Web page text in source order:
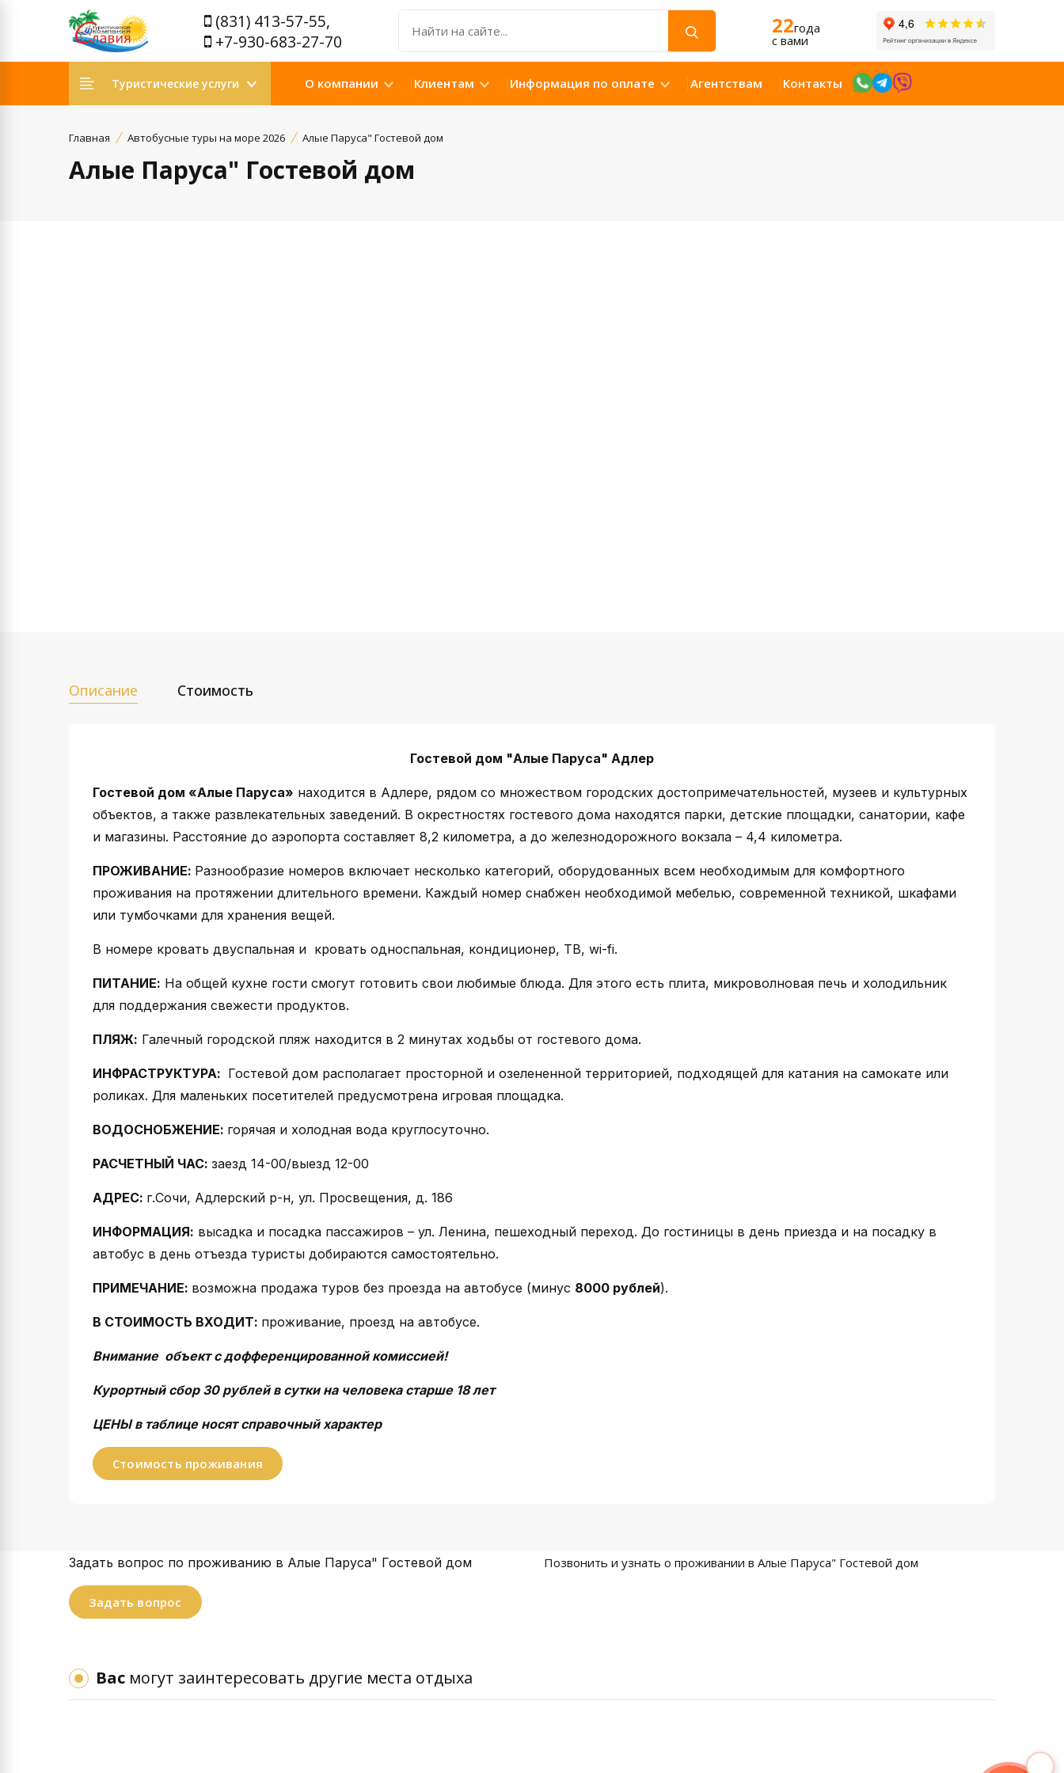
(831) 413-57-55,
+7-930-683-27-70
22года
c вами
Туристические услуги О компании Клиентам Информация по оплате Агентствам Контакты
Главная Автобусные туры на море 2026 Алые Паруса" Гостевой дом
Алые Паруса" Гостевой дом
Описание Стоимость
Гостевой дом "Алые Паруса" Адлер
Гостевой дом «Алые Паруса» находится в Адлере, рядом со множеством городских достопримечательностей, музеев и культурных
объектов, а также развлекательных заведений. В окрестностях гостевого дома находятся парки, детские площадки, санатории, кафе
и магазины. Расстояние до аэропорта составляет 8,2 километра, а до железнодорожного вокзала – 4,4 километра.
ПРОЖИВАНИЕ: Разнообразие номеров включает несколько категорий, оборудованных всем необходимым для комфортного
проживания на протяжении длительного времени. Каждый номер снабжен необходимой мебелью, современной техникой, шкафами
или тумбочками для хранения вещей.
В номере кровать двуспальная и кровать односпальная, кондиционер, ТВ, wi-fi.
ПИТАНИЕ: На общей кухне гости смогут готовить свои любимые блюда. Для этого есть плита, микроволновая печь и холодильник
для поддержания свежести продуктов.
ПЛЯЖ: Галечный городской пляж находится в 2 минутах ходьбы от гостевого дома.
ИНФРАСТРУКТУРА: Гостевой дом располагает просторной и озелененной территорией, подходящей для катания на самокате или
роликах. Для маленьких посетителей предусмотрена игровая площадка.
ВОДОСНОБЖЕНИЕ: горячая и холодная вода круглосуточно.
РАСЧЕТНЫЙ ЧАС: заезд 14-00/выезд 12-00
АДРЕС: г.Сочи, Адлерский р-н, ул. Просвещения, д. 186
ИНФОРМАЦИЯ: высадка и посадка пассажиров – ул. Ленина, пешеходный переход. До гостиницы в день приезда и на посадку в
автобус в день отъезда туристы добираются самостоятельно.
ПРИМЕЧАНИЕ: возможна продажа туров без проезда на автобусе (минус 8000 рублей).
В СТОИМОСТЬ ВХОДИТ: проживание, проезд на автобусе.
Внимание объект с дофференцированной комиссией!
Курортный сбор 30 рублей в сутки на человека старше 18 лет
ЦЕНЫ в таблице носят справочный характер
Стоимость проживания
Задать вопрос по проживанию в Алые Паруса" Гостевой дом
Задать вопрос
Позвонить и узнать о проживании в Алые Паруса" Гостевой дом
Вас могут заинтересовать другие места отдыха